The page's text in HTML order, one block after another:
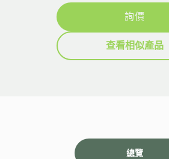
詢價
查看相似產品
總覽